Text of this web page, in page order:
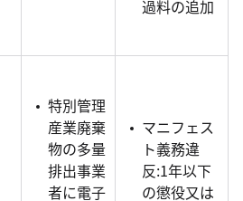
過料の追加
特別管理
産業廃棄
物の多量
排出事業
者に電子
マニフェス
ト義務違
反:1年以下
の懲役又は